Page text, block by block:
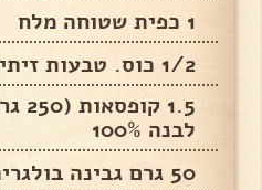
1 כפית שטוחה מלח
1/2 כוס. טבעות זיתים או חרוזית
1.5
לבנה 100%
50 גרם גבינה בולגרית מפוררת